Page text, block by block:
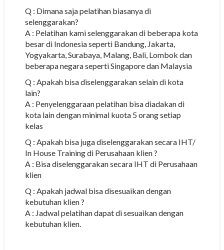
Q : Dimana saja pelatihan biasanya di
selenggarakan?
A : Pelatihan kami selenggarakan di beberapa kota
besar di Indonesia seperti Bandung, Jakarta,
Yogyakarta, Surabaya, Malang, Bali, Lombok dan
beberapa negara seperti Singapore dan Malaysia
Q : Apakah bisa diselenggarakan selain di kota
lain?
A : Penyelenggaraan pelatihan bisa diadakan di
kota lain dengan minimal kuota 5 orang setiap
kelas
Q : Apakah bisa juga diselenggarakan secara IHT/
In House Training di Perusahaan klien ?
A : Bisa diselenggarakan secara IHT di Perusahaan
klien
Q : Apakah jadwal bisa disesuaikan dengan
kebutuhan klien ?
A : Jadwal pelatihan dapat di sesuaikan dengan
kebutuhan klien.